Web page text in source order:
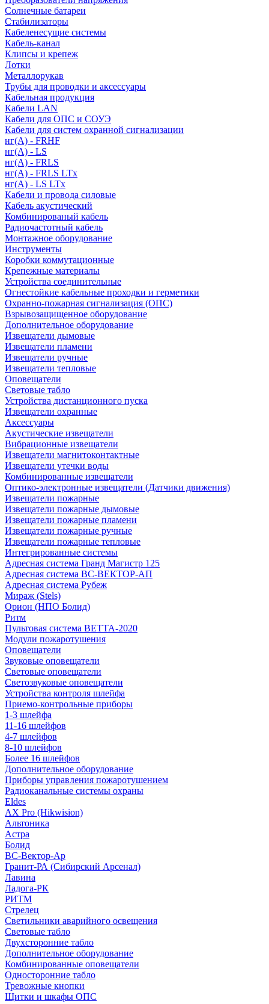
Солнечные батареи
Стабилизаторы
Кабеленесущие системы
Кабель-канал
Клипсы и крепеж
Лотки
Металлорукав
Трубы для проводки и аксессуары
Кабельная продукция
Кабели LAN
Кабели для ОПС и СОУЭ
Кабели для систем охранной сигнализации
нг(A) - FRHF
нг(A) - LS
нг(А) - FRLS
нг(А) - FRLS LTx
нг(А) - LS LTx
Кабели и провода силовые
Кабель акустический
Комбинированый кабель
Радиочастотный кабель
Монтажное оборудование
Инструменты
Коробки коммутационные
Крепежные материалы
Устройства соединительные
Огнестойкие кабельные проходки и герметики
Охранно-пожарная сигнализация (ОПС)
Взрывозащищенное оборудование
Дополнительное оборудование
Извещатели дымовые
Извещатели пламени
Извещатели ручные
Извещатели тепловые
Оповещатели
Световые табло
Устройства дистанционного пуска
Извещатели охранные
Аксессуары
Акустические извещатели
Вибрационные извещатели
Извещатели магнитоконтактные
Извещатели утечки воды
Комбинированные извещатели
Оптико-электронные извещатели (Датчики движения)
Извещатели пожарные
Извещатели пожарные дымовые
Извещатели пожарные пламени
Извещатели пожарные ручные
Извещатели пожарные тепловые
Интегрированные системы
Адресная система Гранд Магистр 125
Адресная система ВС-ВЕКТОР-АП
Адресная система Рубеж
Мираж (Stels)
Орион (НПО Болид)
Ритм
Пультовая система ВЕТТА-2020
Модули пожаротушения
Оповещатели
Звуковые оповещатели
Световые оповещатели
Светозвуковые оповещатели
Устройства контроля шлейфа
Приемо-контрольные приборы
1-3 шлейфа
11-16 шлейфов
4-7 шлейфов
8-10 шлейфов
Более 16 шлейфов
Дополнительное оборудование
Приборы управления пожаротушением
Радиоканальные системы охраны
Eldes
AX Pro (Hikwision)
Альтоника
Астра
Болид
ВС-Вектор-Ар
Гранит-РА (Сибирский Арсенал)
Лавина
Ладога-РК
РИТМ
Стрелец
Светильники аварийного освещения
Световые табло
Двухсторонние табло
Дополнительное оборудование
Комбинированные оповещатели
Односторонние табло
Тревожные кнопки
Щитки и шкафы ОПС